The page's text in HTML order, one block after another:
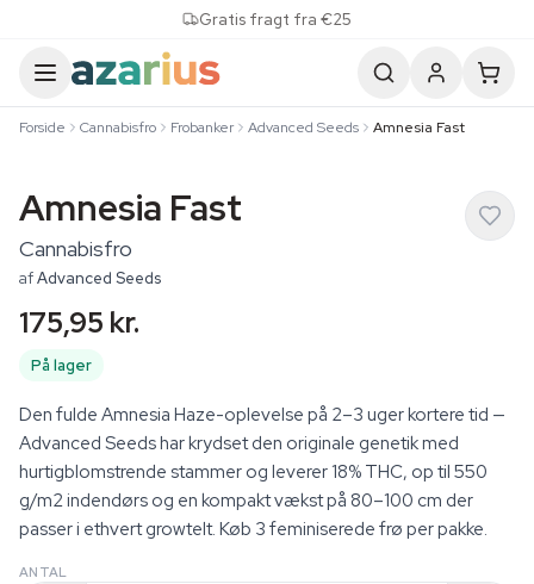
Gratis fragt fra €25
Forside Cannabisfro Frobanker Advanced Seeds Amnesia Fast
Amnesia Fast
Cannabisfro
afAdvanced Seeds
175,95 kr.
På lager
Den fulde Amnesia Haze-oplevelse på 2–3 uger kortere tid —
Advanced Seeds har krydset den originale genetik med
hurtigblomstrende stammer og leverer 18% THC, op til 550
g/m2 indendørs og en kompakt vækst på 80–100 cm der
passer i ethvert growtelt. Køb 3 feminiserede frø per pakke.
ANTAL